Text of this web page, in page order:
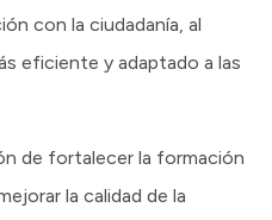
con la ciudadanía, al
eficiente y adaptado a las
de fortalecer la formación
la calidad de la